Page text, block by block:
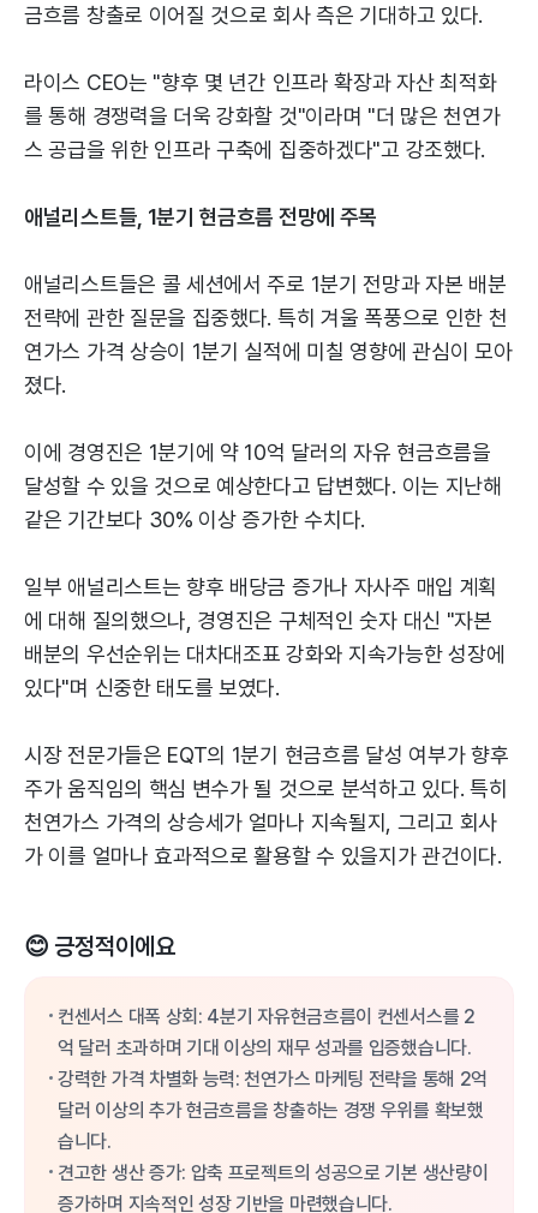
금흐름 창출로 이어질 것으로 회사 측은 기대하고 있다.
라이스 CEO는 "향후 몇 년간 인프라 확장과 자산 최적화
를 통해 경쟁력을 더욱 강화할 것"이라며 "더 많은 천연가
스 공급을 위한 인프라 구축에 집중하겠다"고 강조했다.
애널리스트들, 1분기 현금흐름 전망에 주목
애널리스트들은 콜 세션에서 주로 1분기 전망과 자본 배분
전략에 관한 질문을 집중했다. 특히 겨울 폭풍으로 인한 천
연가스 가격 상승이 1분기 실적에 미칠 영향에 관심이 모아
졌다.
이에 경영진은 1분기에 약 10억 달러의 자유 현금흐름을
달성할 수 있을 것으로 예상한다고 답변했다. 이는 지난해
같은 기간보다 30% 이상 증가한 수치다.
일부 애널리스트는 향후 배당금 증가나 자사주 매입 계획
에 대해 질의했으나, 경영진은 구체적인 숫자 대신 "자본
배분의 우선순위는 대차대조표 강화와 지속가능한 성장에
있다"며 신중한 태도를 보였다.
시장 전문가들은 EQT의 1분기 현금흐름 달성 여부가 향후
주가 움직임의 핵심 변수가 될 것으로 분석하고 있다. 특히
천연가스 가격의 상승세가 얼마나 지속될지, 그리고 회사
가 이를 얼마나 효과적으로 활용할 수 있을지가 관건이다.
😊 긍정적이에요
컨센서스 대폭 상회: 4분기 자유현금흐름이 컨센서스를 2
억 달러 초과하며 기대 이상의 재무 성과를 입증했습니다.
강력한 가격 차별화 능력: 천연가스 마케팅 전략을 통해 2억
달러 이상의 추가 현금흐름을 창출하는 경쟁 우위를 확보했
습니다.
견고한 생산 증가: 압축 프로젝트의 성공으로 기본 생산량이
증가하며 지속적인 성장 기반을 마련했습니다.